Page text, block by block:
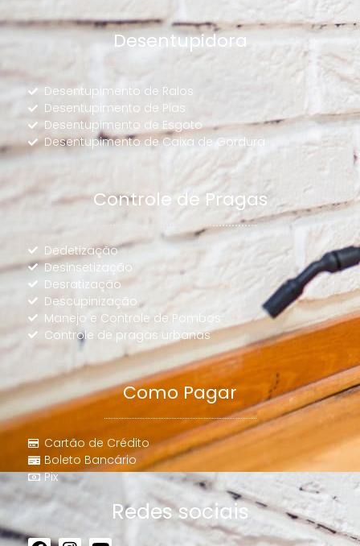
Desentupidora
Desentupimento de Ralos
Desentupimento de Pias
Desentupimento de Esgoto
Desentupimento de Caixa de Gordura
Controle de Pragas
Dedetização
Desinsetização
Desratização
Descupinização
Manejo e Controle de Pombos
Controle de pragas urbanas
Como Pagar
Cartão de Crédito
Boleto Bancário
Pix
Redes sociais